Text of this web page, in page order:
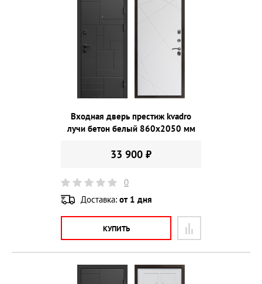
Входная дверь престиж kvadro
лучи бетон белый 860х2050 мм
33 900 ₽
0
Доставка: от 1 дня
КУПИТЬ